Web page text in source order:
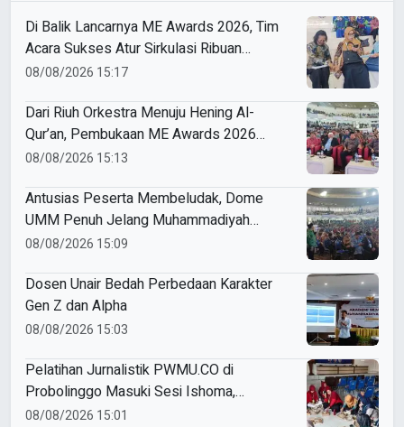
Di Balik Lancarnya ME Awards 2026, Tim
Acara Sukses Atur Sirkulasi Ribuan
Peserta di Dome UMM
08/08/2026 15:17
Dari Riuh Orkestra Menuju Hening Al-
Qur’an, Pembukaan ME Awards 2026
Berlangsung Khidmat
08/08/2026 15:13
Antusias Peserta Membeludak, Dome
UMM Penuh Jelang Muhammadiyah
Education Awards 2026
08/08/2026 15:09
Dosen Unair Bedah Perbedaan Karakter
Gen Z dan Alpha
08/08/2026 15:03
Pelatihan Jurnalistik PWMU.CO di
Probolinggo Masuki Sesi Ishoma,
Peserta Antusias Ikuti Materi
08/08/2026 15:01